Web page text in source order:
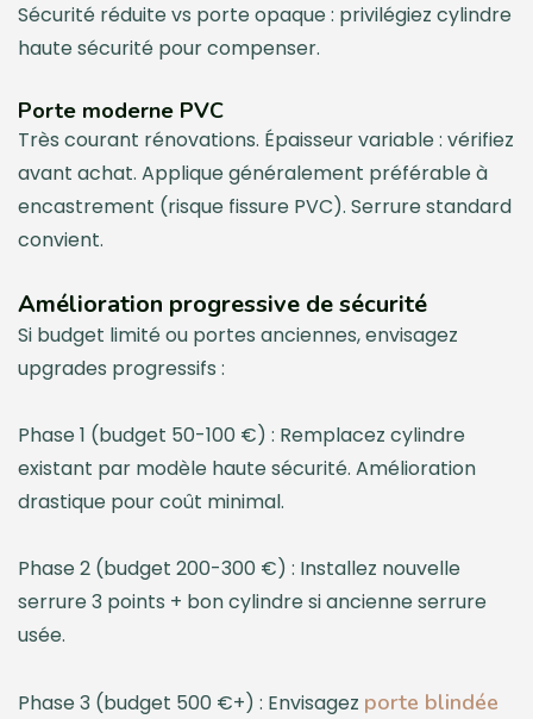
Sécurité réduite vs porte opaque : privilégiez cylindre
haute sécurité pour compenser.
Porte moderne PVC
Très courant rénovations. Épaisseur variable : vérifiez
avant achat. Applique généralement préférable à
encastrement (risque fissure PVC). Serrure standard
convient.
Amélioration progressive de sécurité
Si budget limité ou portes anciennes, envisagez
upgrades progressifs :
Phase 1 (budget 50-100 €) : Remplacez cylindre
existant par modèle haute sécurité. Amélioration
drastique pour coût minimal.
Phase 2 (budget 200-300 €) : Installez nouvelle
serrure 3 points + bon cylindre si ancienne serrure
usée.
Phase 3 (budget 500 €+) : Envisagez porte blindée